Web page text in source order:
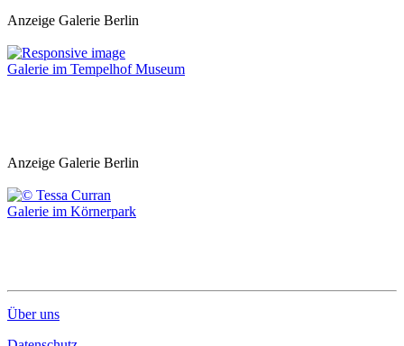
Anzeige Galerie Berlin
Galerie im Tempelhof Museum
Anzeige Galerie Berlin
Galerie im Körnerpark
Über uns